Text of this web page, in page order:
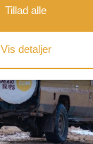
Tillad alle
Vis detaljer